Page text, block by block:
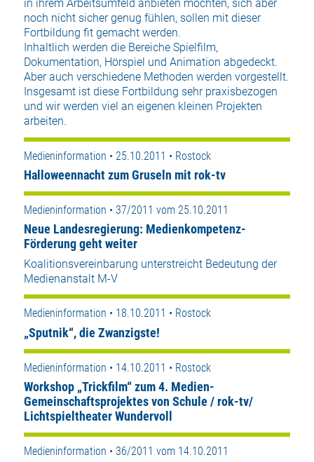
in ihrem Arbeitsumfeld anbieten möchten, sich aber
noch nicht sicher genug fühlen, sollen mit dieser
Fortbildung fit gemacht werden.
Inhaltlich werden die Bereiche Spielfilm,
Dokumentation, Hörspiel und Animation abgedeckt.
Aber auch verschiedene Methoden werden vorgestellt.
Insgesamt ist diese Fortbildung sehr praxisbezogen
und wir werden viel an eigenen kleinen Projekten
arbeiten.
Medieninformation • 25.10.2011 • Rostock
Halloweennacht zum Gruseln mit rok-tv
Medieninformation • 37/2011 vom 25.10.2011
Neue Landesregierung: Medienkompetenz-
Förderung geht weiter
Koalitionsvereinbarung unterstreicht Bedeutung der
Medienanstalt M-V
Medieninformation • 18.10.2011 • Rostock
„Sputnik“, die Zwanzigste!
Medieninformation • 14.10.2011 • Rostock
Workshop „Trickfilm“ zum 4. Medien-
Gemeinschaftsprojektes von Schule / rok-tv/
Lichtspieltheater Wundervoll
Medieninformation • 36/2011 vom 14.10.2011